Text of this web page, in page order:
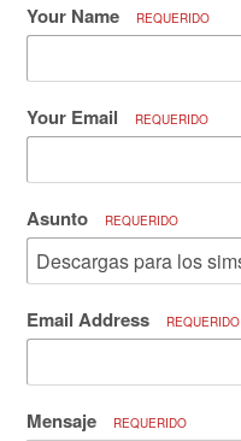
Your Name REQUERIDO
Your Email REQUERIDO
Asunto REQUERIDO
Email Address REQUERIDO
Mensaje REQUERIDO